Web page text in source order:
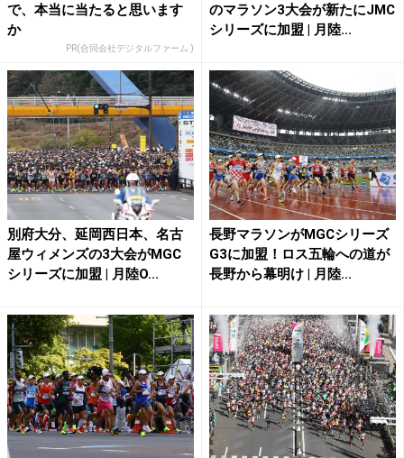
で、本当に当たると思います
か
PR(合同会社デジタルファーム )
のマラソン3大会が新たにJMC
シリーズに加盟 | 月陸...
別府大分、延岡西日本、名古
屋ウィメンズの3大会がMGC
シリーズに加盟 | 月陸O...
長野マラソンがMGCシリーズ
G3に加盟！ロス五輪への道が
長野から幕明け | 月陸...